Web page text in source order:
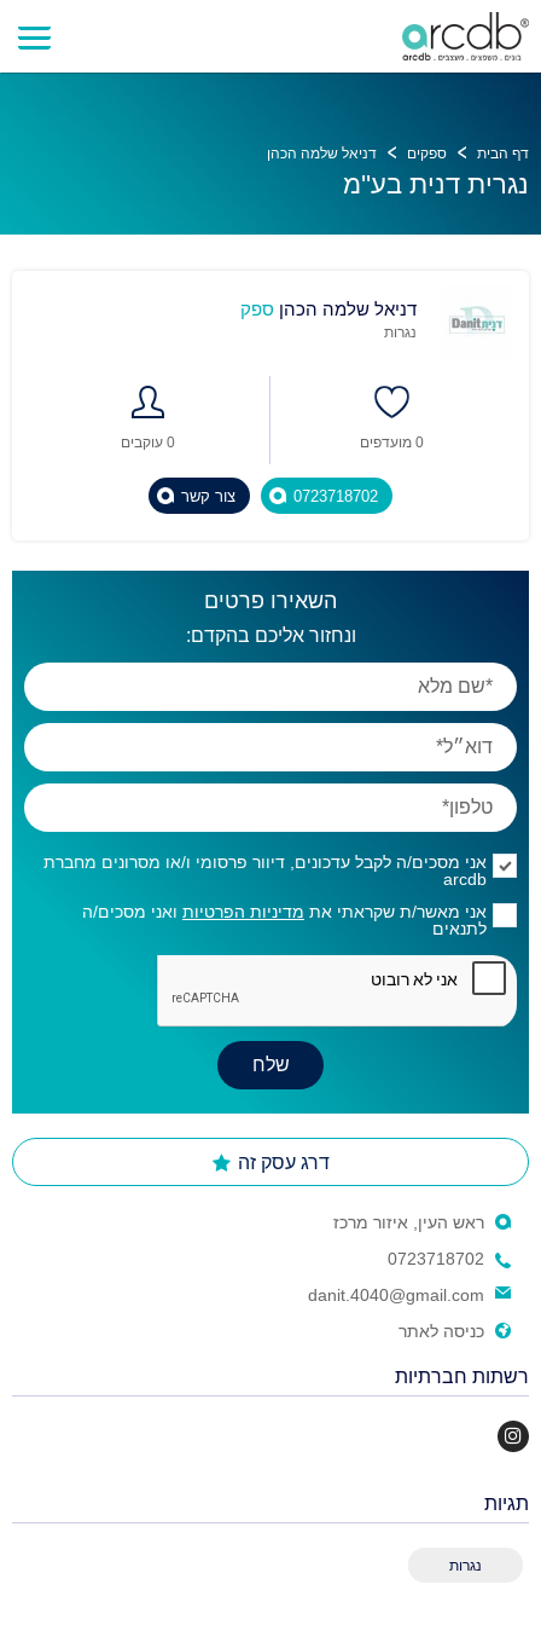
דף הבית ספקים דניאל שלמה הכהן
נגרית דנית בע''מ
דניאל שלמה הכהן ספק
נגרות
0 עוקבים 0 מועדפים
צור קשר 0723718702
השאירו פרטים
ונחזור אליכם בהקדם:
אני מסכים/ה לקבל עדכונים, דיוור פרסומי ו/או מסרונים מחברת
arcdb
אני מאשר/ת שקראתי את מדיניות הפרטיות ואני מסכים/ה
לתנאים
דרג עסק זה
ראש העין, איזור מרכז
0723718702
danit.4040@gmail.com
כניסה לאתר
רשתות חברתיות
תגיות
נגרות